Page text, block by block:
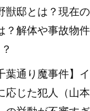
獣邸とは？現在
？解体や事故物
葉通り魔事件】
応じた犯人（山